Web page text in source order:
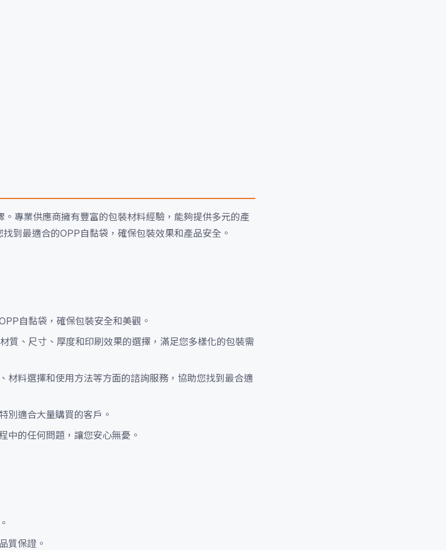
專業供應商擁有豐富的包裝材料經驗，能夠提供多元的產
到最適合的OPP自黏袋，確保包裝效果和產品安全。
自黏袋，確保包裝安全和美觀。
質、尺寸、厚度和印刷效果的選擇，滿足您多樣化的包裝需
材料選擇和使用方法等方面的諮詢服務，協助您找到最合適
別適合大量購買的客戶。
中的任何問題，讓您安心無憂。
質保證。